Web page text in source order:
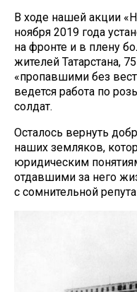
В ходе нашей акции
ноября 2019 года
на фронте и в плену
жителей Татарстана,
«пропавшими без
ведется работа по
солдат.
Осталось вернуть
наших земляков,
юридическим
отдавшими за него
с сомнительной